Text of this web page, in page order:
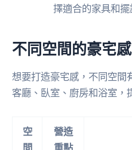
擇適合的家具和擺
不同空間的豪宅
想要打造豪宅感，不同空間
客廳、臥室、廚房和浴室，
空
營造